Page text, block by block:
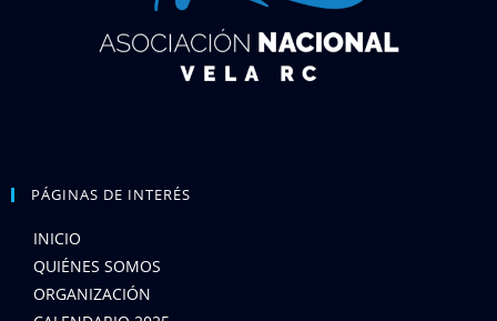
PÁGINAS DE INTERÉS
INICIO
QUIÉNES SOMOS
ORGANIZACIÓN